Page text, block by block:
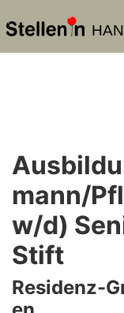
mann/
w/d)
Stift
Residenz-